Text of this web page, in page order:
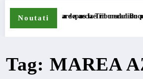
Noutati
compensare a accizei în mecanism
STB a depus la Tribunalul București
Tag: MAREA